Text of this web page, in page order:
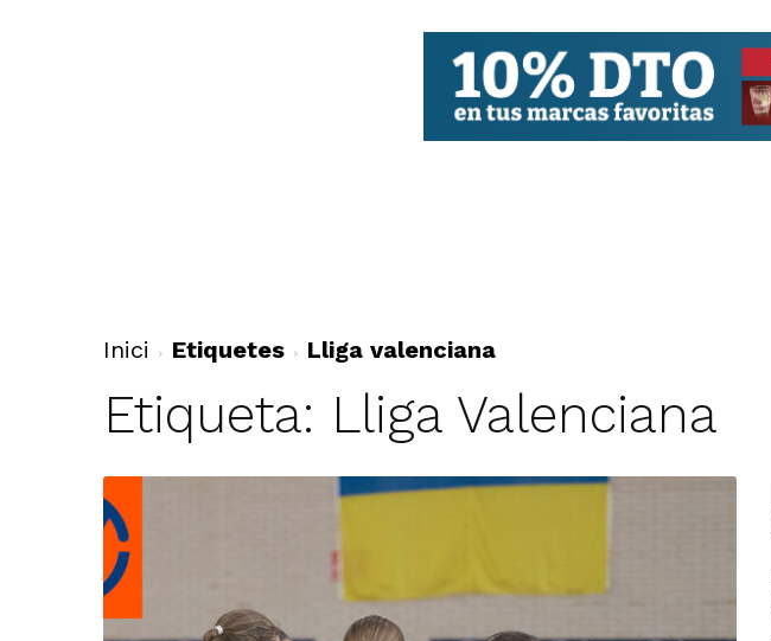
Inici Etiquetes Lliga valenciana
Etiqueta: Lliga Valenciana